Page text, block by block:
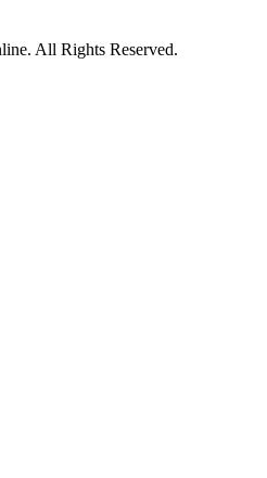
All Rights Reserved.